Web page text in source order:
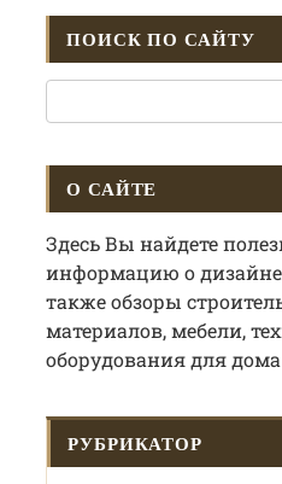
ПОИСК ПО САЙТУ
О САЙТЕ
Здесь Вы найдете
информацию о дизайне
также обзоры
материалов, мебели,
оборудования для
РУБРИКАТОР